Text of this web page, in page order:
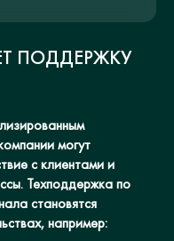
ПОДДЕРЖКУ
могут
с клиентами и
Техподдержка по
становятся
например: